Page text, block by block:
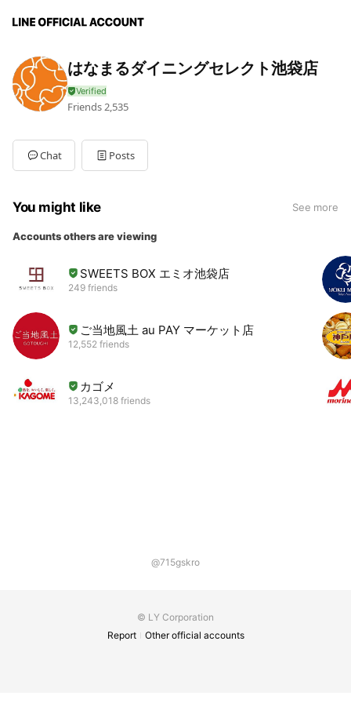
はなまるダイニングセレクト池袋店
Friends 2,535
Chat Posts
You might like See more
Accounts others are viewing
SWEETS BOX エミオ池袋店
249 friends
ご当地風土 au PAY マーケット店
12,552 friends
カゴメ
13,243,018 friends
@715gskro
© LY Corporation
Report
Other official accounts